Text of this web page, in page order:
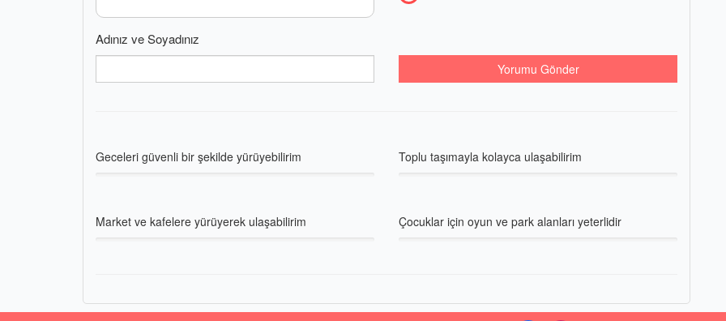
Adınız ve Soyadınız
Yorumu Gönder
Geceleri güvenli bir şekilde yürüyebilirim Toplu taşımayla kolayca ulaşabilirim
Market ve kafelere yürüyerek ulaşabilirim Çocuklar için oyun ve park alanları yeterlidir